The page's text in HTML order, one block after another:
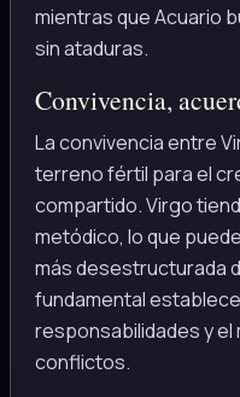
mientras que Acuario
sin ataduras.
Convivencia,
La convivencia entre
terreno fértil para el
compartido. Virgo
metódico, lo que
más desestructurada
fundamental
responsabilidades y el
conflictos.